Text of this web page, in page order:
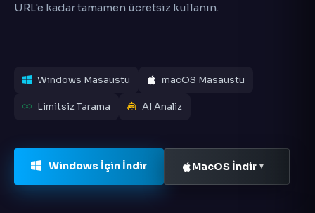
URL'e kadar tamamen ücretsiz kullanın.
Windows Masaüstü macOS Masaüstü
Limitsiz Tarama AI Analiz
Windows İçin İndir MacOS İndir ▼